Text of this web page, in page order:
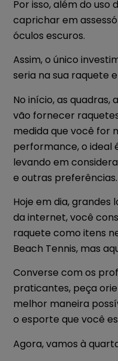
Por isso, além do
caprichar em
óculos escuros.
Assim, o único
seria na sua raquete
No início, as quadras,
vão fornecer
medida que você for
performance, o ideal
levando em
e outras preferências.
Hoje em dia, grandes
da internet, você
raquete como itens
Beach Tennis, mas
Converse com os
praticantes, peça
melhor maneira
o esporte que você
Agora, vamos à